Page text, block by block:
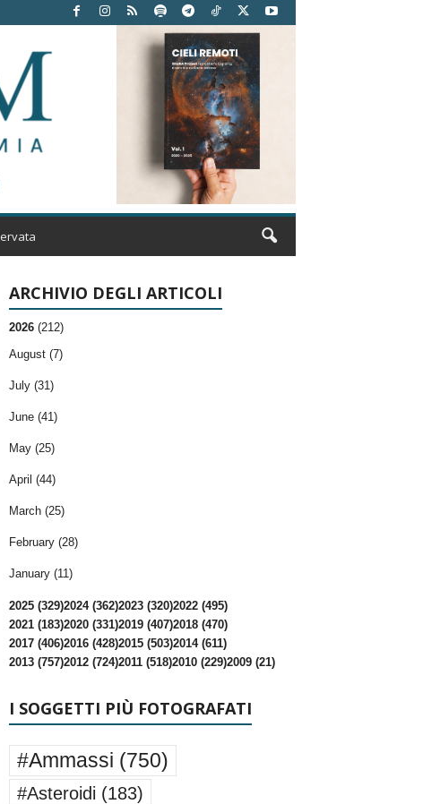
ARCHIVIO DEGLI ARTICOLI
2026 (212)
August (7)
July (31)
June (41)
May (25)
April (44)
March (25)
February (28)
January (11)
2025 (329)2024 (362)2023 (320)2022 (495)
2021 (183)2020 (331)2019 (407)2018 (470)
2017 (406)2016 (428)2015 (503)2014 (611)
2013 (757)2012 (724)2011 (518)2010 (229)2009 (21)
I SOGGETTI PIÙ FOTOGRAFATI
#Ammassi (750)
#Asteroidi (183)